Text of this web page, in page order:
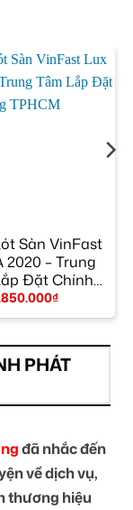
Sàn VinFast
2020 – Trung
Đặt Chính
TPHCM
₫
PHÁT
đã nhắc đến
về dịch vụ,
thương hiệu